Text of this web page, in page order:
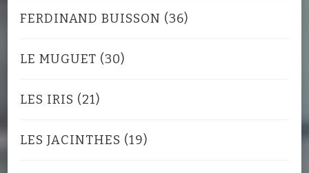
FERDINAND BUISSON (36)
LE MUGUET (30)
LES IRIS (21)
LES JACINTHES (19)